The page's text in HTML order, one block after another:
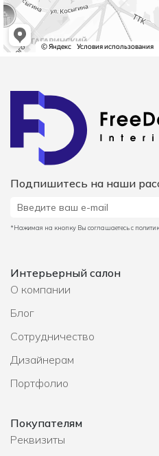
Интерьерный салон
О компании
Блог
Сотрудничество
Дизайнерам
Портфолио
Покупателям
Реквизиты
Подпишитесь на наши
*Нажимая на кнопку Вы соглашаетесь с